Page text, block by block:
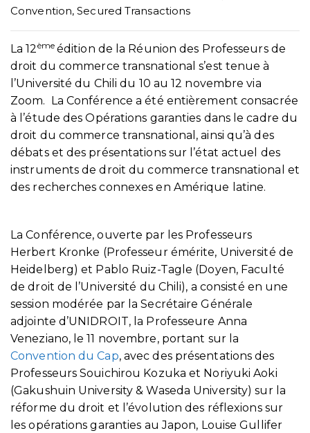
Convention,Secured Transactions
La 12ème édition de la Réunion des Professeurs de
droit du commerce transnational s’est tenue à
l’Université du Chili du 10 au 12 novembre via
Zoom. La Conférence a été entièrement consacrée
à l’étude des Opérations garanties dans le cadre du
droit du commerce transnational, ainsi qu’à des
débats et des présentations sur l’état actuel des
instruments de droit du commerce transnational et
des recherches connexes en Amérique latine.
La Conférence, ouverte par les Professeurs
Herbert Kronke (Professeur émérite, Université de
Heidelberg) et Pablo Ruiz-Tagle (Doyen, Faculté
de droit de l’Université du Chili), a consisté en une
session modérée par la Secrétaire Générale
adjointe d’UNIDROIT, la Professeure Anna
Veneziano, le 11 novembre, portant sur la
Convention du Cap, avec des présentations des
Professeurs Souichirou Kozuka et Noriyuki Aoki
(Gakushuin University & Waseda University) sur la
réforme du droit et l’évolution des réflexions sur
les opérations garanties au Japon, Louise Gullifer